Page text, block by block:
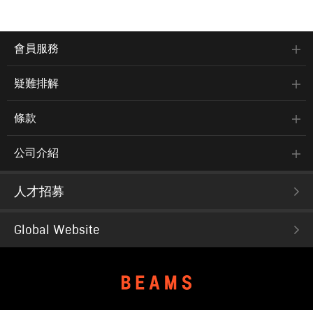
會員服務
疑難排解
條款
公司介紹
人才招募
Global Website